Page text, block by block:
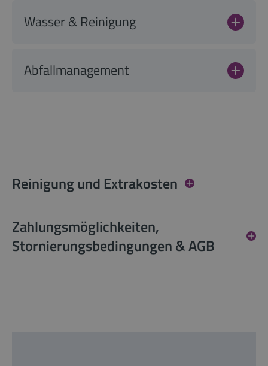
Wasser & Reinigung
Abfallmanagement
Reinigung und Extrakosten
Zahlungsmöglichkeiten,
Stornierungsbedingungen & AGB